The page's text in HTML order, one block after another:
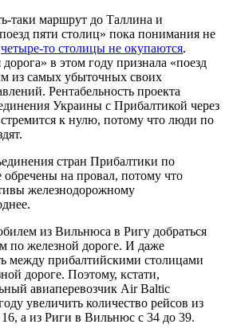
таки маршрут до Таллина и
пяти столиц» пока понимания не
четыре-то столицы не окупаются.
в этом году признала «поезд
из самых убыточных своих
Рентабельность проекта
Украины с Прибалтикой через
к нулю, потому что люди по
стран Прибалтики по
обречены на провал, потому что
железнодорожному
из Вильнюса в Ригу добраться
по железной дороге. И даже
между прибалтийскими столицами
дороге. Поэтому, кстати,
авиаперевозчик Air Baltic
увеличить количество рейсов из
а из Риги в Вильнюс с 34 до 39.